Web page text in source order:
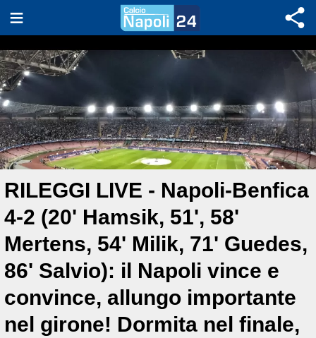
RILEGGI LIVE - Napoli-Benfica
4-2 (20' Hamsik, 51', 58'
Mertens, 54' Milik, 71' Guedes,
86' Salvio): il Napoli vince e
convince, allungo importante
nel girone! Dormita nel finale,